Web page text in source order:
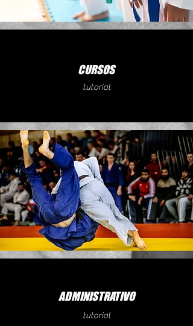
CURSOS
tutorial
ADMINISTRATIVO
tutorial